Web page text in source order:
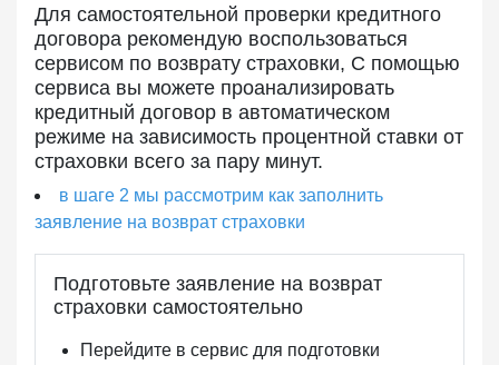
Для самостоятельной проверки кредитного
договора рекомендую воспользоваться
сервисом по возврату страховки, С помощью
сервиса вы можете проанализировать
кредитный договор в автоматическом
режиме на зависимость процентной ставки от
страховки всего за пару минут.
в шаге 2 мы рассмотрим как заполнить
заявление на возврат страховки
Подготовьте заявление на возврат
страховки самостоятельно
Перейдите в сервис для подготовки